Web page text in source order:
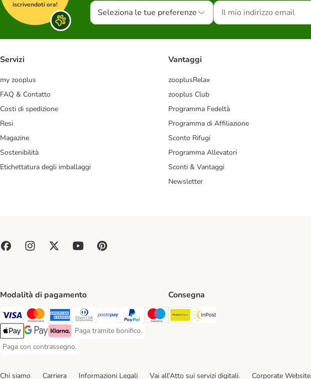
iscrivendoti ora!
Seleziona le tue preferenze
Servizi
my zooplus
FAQ & Contatto
Costi di spedizione
Resi
Magazine
Sostenibilità
Etichettatura degli imballaggi
Vantaggi
zooplusRelax
zooplus Club
Programma Fedeltà
Programma di Affiliazione
Sconto Rifugi
Programma Allevatori
Sconti & Vantaggi
Newsletter
Modalità di pagamento
Paga con Visa. Payment Method
Paga con Mastercard. Payment Method
Paga con American Express. Payment Method
Paga con Diners Club. Payment Method
Paga con Postepay. Payment Method
Paga con PayPal. Payment Method
Paga con Maestro. Payment Method
Apple Pay Payment Method
Google Pay Payment Method
Klarna Payment Method
Paga tramite bonifico.
Paga tramite bonifico. Payment Method
Paga con contrassegno.
Paga con contrassegno. Payment Method
Consegna
Poste Italiane. Shipping Method
Chi siamo Carriera Informazioni Legali Vai all'Atto sui servizi digitali. Corporate Website